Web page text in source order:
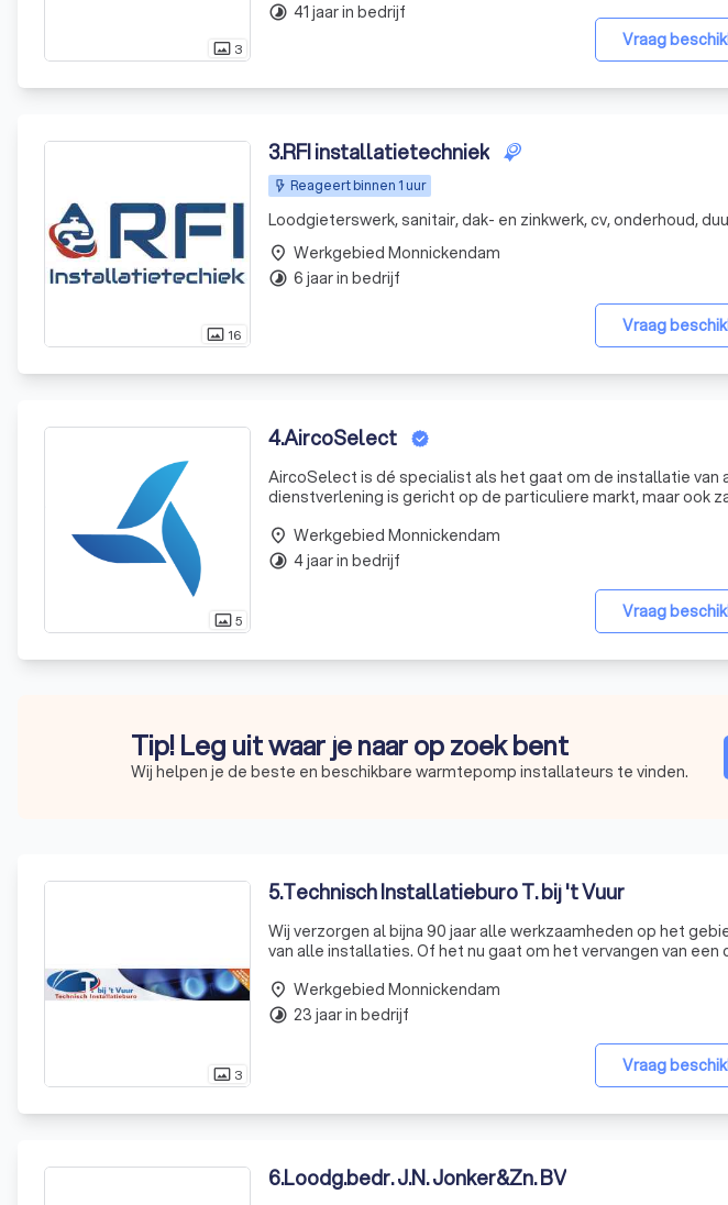
photo_size_select_actual 3 Vraag
timelapse 41 jaar in bedrijf
photo_size_select_actual 16
3.RFI installatietechniek
Reageert binnen 1 uur
Loodgieterswerk, sanitair, dak- en zinkwerk, cv, onderhoud,
Vraag
place Werkgebied Monnickendam
timelapse 6 jaar in bedrijf
photo_size_select_actual5
4.AircoSelect
AircoSelect is dé specialist als het gaat om de installatie van airconditioning en warmtepompen. onze
dienstverlening is gericht op de particuliere markt, maar ook
Vraag
place Werkgebied Monnickendam
timelapse 4 jaar in bedrijf
Tip! Leg uit waar je naar op zoek bent
Wij helpen je de beste en beschikbare warmtepomp installateurs te vinden.
photo_size_select_actual 3
5.Technisch Installatieburo T. bij 't Vuur
Wij verzorgen al bijna 90 jaar alle werkzaamheden op het
van alle installaties. Of het nu gaat om het vervangen van een
Vraag
place Werkgebied Monnickendam
timelapse 23 jaar in bedrijf
6.Loodg.bedr. J.N. Jonker&Zn. BV